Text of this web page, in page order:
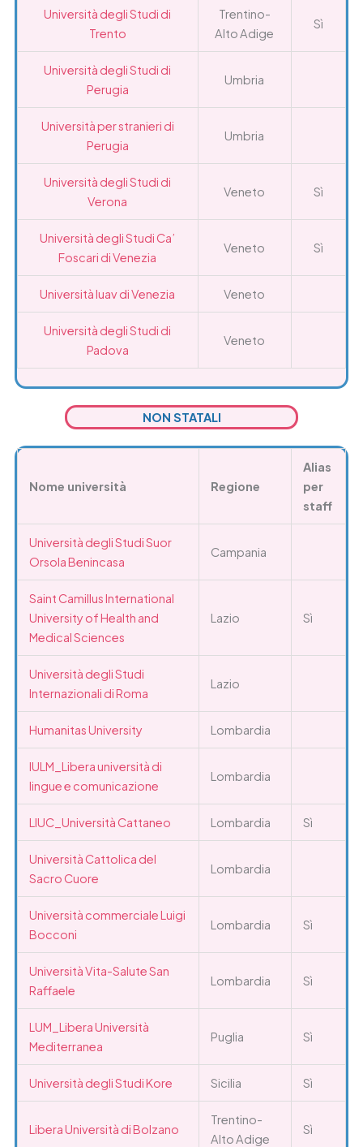
Università degli Studi di
Trento
Trentino-
Alto Adige
Sì
Università degli Studi di
Perugia
Umbria
Università per stranieri di
Perugia
Umbria
Università degli Studi di
Verona
Veneto Sì
Università degli Studi Ca’
Foscari di Venezia
Veneto Sì
Università Iuav di Venezia Veneto
Università degli Studi di
Padova
Veneto
NON STATALI
Nome università Regione
Alias
per
staff
Università degli Studi Suor
Orsola Benincasa
Campania
Saint Camillus International
University of Health and
Medical Sciences
Lazio Sì
Università degli Studi
Internazionali di Roma
Lazio
Humanitas University Lombardia
IULM_Libera università di
lingue e comunicazione
Lombardia
LIUC_Università Cattaneo Lombardia Sì
Università Cattolica del
Sacro Cuore
Lombardia
Università commerciale Luigi
Bocconi
Lombardia Sì
Università Vita-Salute San
Raffaele
Lombardia Sì
LUM_Libera Università
Mediterranea
Puglia Sì
Università degli Studi Kore Sicilia Sì
Libera Università di Bolzano
Trentino-
Alto Adige
Sì